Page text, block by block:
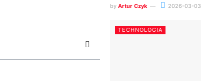
by Artur Czyk 2026-03-03
TECHNOLOGIA